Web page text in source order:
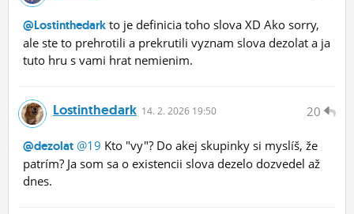
@Lostinthedark to je definicia toho slova XD Ako sorry,
ale ste to prehrotili a prekrutili vyznam slova dezolat a ja
tuto hru s vami hrat nemienim.
20
Lostinthedark 14. 2. 2026 19:50
@dezolat @19 Kto "vy"? Do akej skupinky si myslíš, že
patrím? Ja som sa o existencii slova dezelo dozvedel až
dnes.